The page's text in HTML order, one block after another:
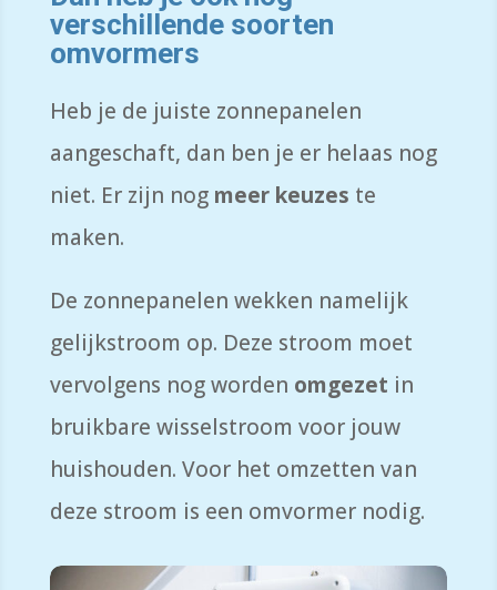
verschillende soorten
omvormers
Heb je de juiste zonnepanelen
aangeschaft, dan ben je er helaas nog
niet. Er zijn nog meer keuzes te
maken.
De zonnepanelen wekken namelijk
gelijkstroom op. Deze stroom moet
vervolgens nog worden omgezet in
bruikbare wisselstroom voor jouw
huishouden. Voor het omzetten van
deze stroom is een omvormer nodig.